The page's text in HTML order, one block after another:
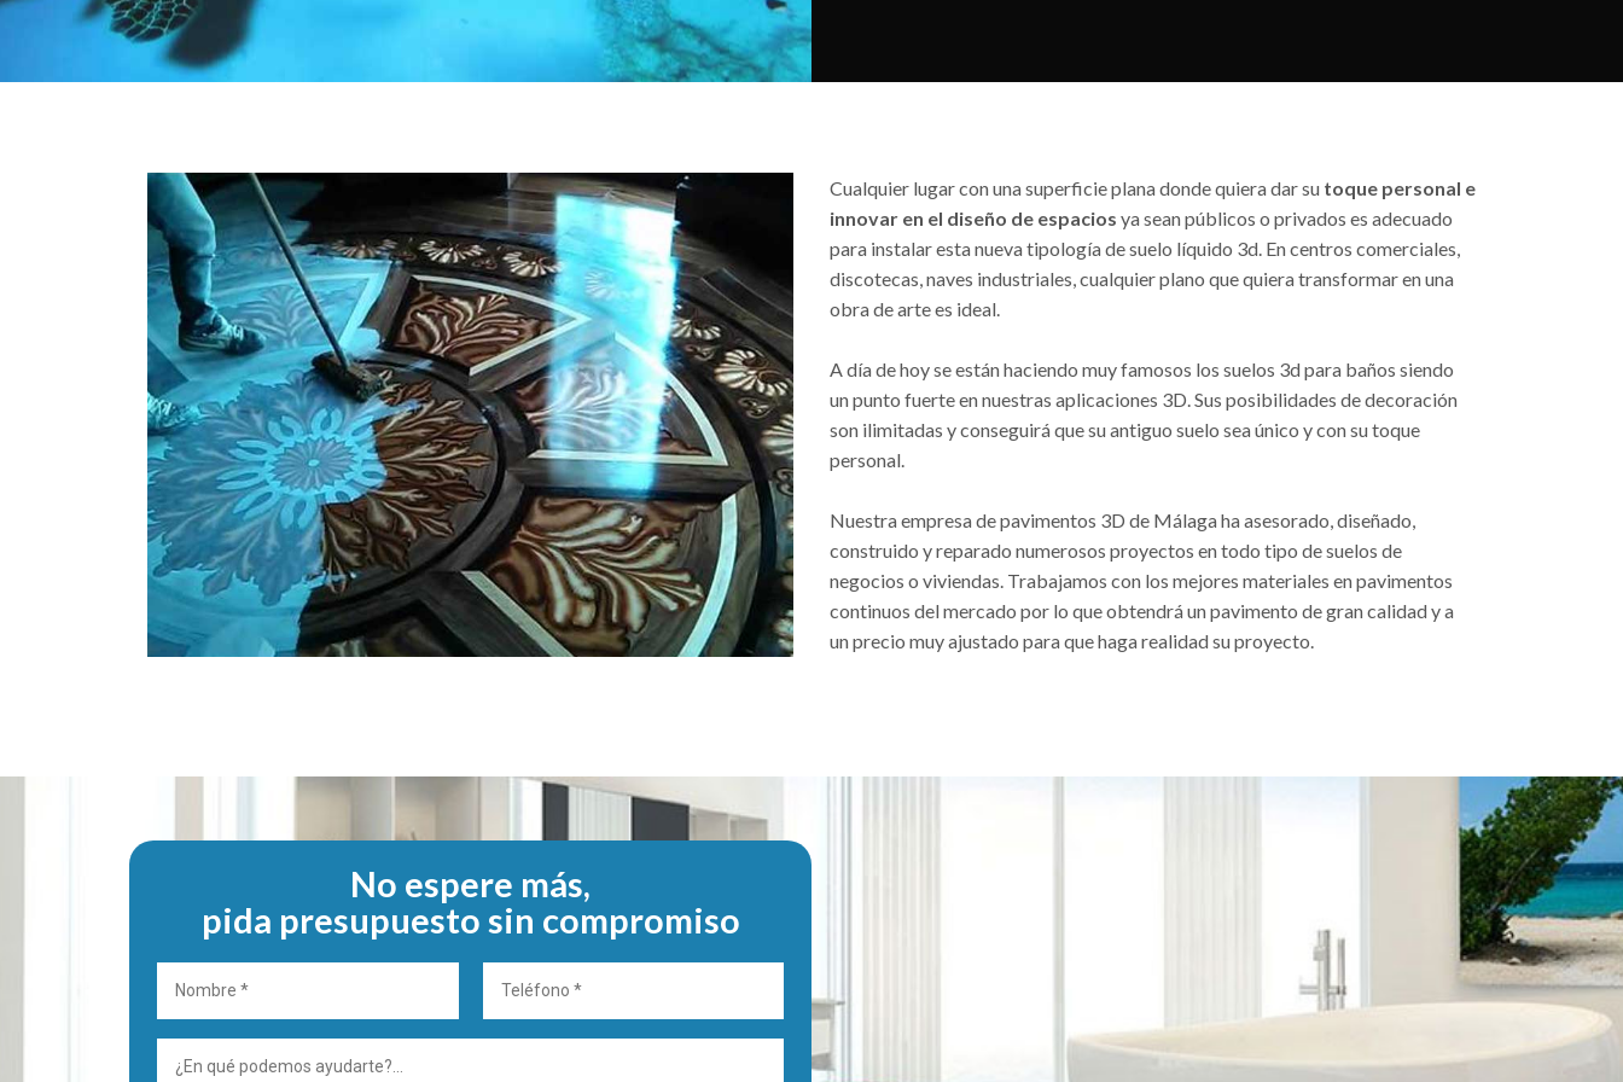
Cualquier lugar con una superficie plana donde quiera dar su toque personal e
innovar en el diseño de espacios ya sean públicos o privados es adecuado
para instalar esta nueva tipología de suelo líquido 3d. En centros comerciales,
discotecas, naves industriales, cualquier plano que quiera transformar en una
obra de arte es ideal.
A día de hoy se están haciendo muy famosos los suelos 3d para baños siendo
un punto fuerte en nuestras aplicaciones 3D. Sus posibilidades de decoración
son ilimitadas y conseguirá que su antiguo suelo sea único y con su toque
personal.
Nuestra empresa de pavimentos 3D de Málaga ha asesorado, diseñado,
construido y reparado numerosos proyectos en todo tipo de suelos de
negocios o viviendas. Trabajamos con los mejores materiales en pavimentos
continuos del mercado por lo que obtendrá un pavimento de gran calidad y a
un precio muy ajustado para que haga realidad su proyecto.
No espere más,
pida presupuesto sin compromiso